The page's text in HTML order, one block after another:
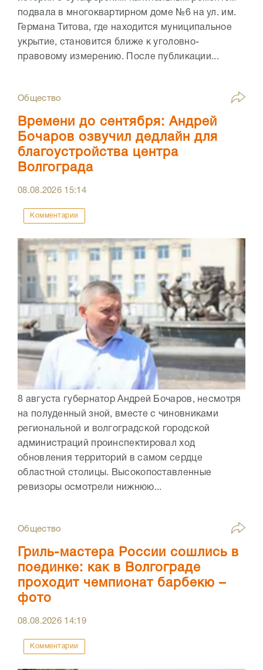
подвала в многоквартирном доме №6 на ул. им.
Германа Титова, где находится муниципальное
укрытие, становится ближе к уголовно-
правовому измерению. После публикации...
Общество
Времени до сентября: Андрей
Бочаров озвучил дедлайн для
благоустройства центра
Волгограда
08.08.2026 15:14
Комментарии
8 августа губернатор Андрей Бочаров, несмотря
на полуденный зной, вместе с чиновниками
региональной и волгоградской городской
администраций проинспектировал ход
обновления территорий в самом сердце
областной столицы. Высокопоставленные
ревизоры осмотрели нижнюю...
Общество
Гриль-мастера России сошлись в
поединке: как в Волгограде
проходит чемпионат барбекю –
фото
08.08.2026 14:19
Комментарии